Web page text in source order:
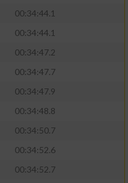
00:34:44.1
00:34:44.1
00:34:47.2
00:34:47.7
00:34:47.9
00:34:48.8
00:34:50.7
00:34:52.6
00:34:52.7